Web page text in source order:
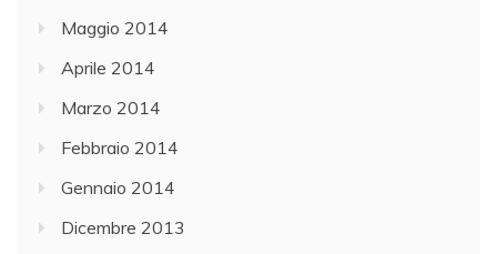
Maggio 2014
Aprile 2014
Marzo 2014
Febbraio 2014
Gennaio 2014
Dicembre 2013